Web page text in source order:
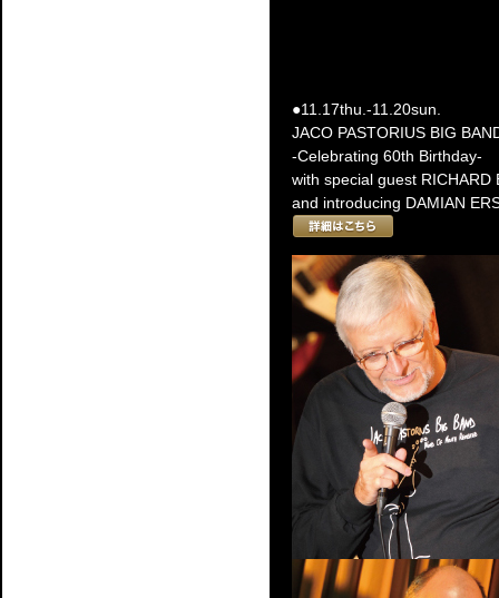
●11.17thu.-11.20sun.
JACO PASTORIUS BIG
-Celebrating 60th Birthday-
with special guest RICHARD
and introducing DAMIAN